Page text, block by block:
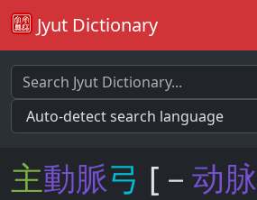
Jyut Dictionary
主動脈弓 [－ 动脉